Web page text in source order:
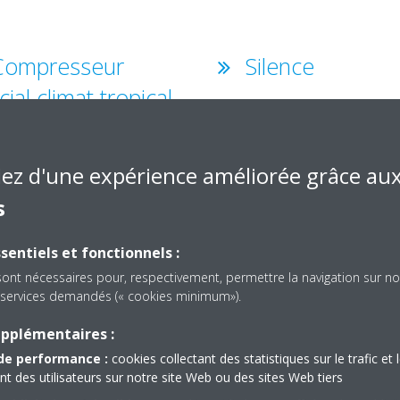
climat tropical
peut résister à des conditions
extrêmes et est
fonctionnel dans de telles
Silence
de votre quartier est garanti
Nuit
Réglage
d'une expérience améliorée grâce
et fonctionnels :
nécessaires pour, respectivement, permettre la navigation sur
demandés (« cookies minimum»).
:
performance : cookies collectant des statistiques sur le trafic et
des utilisateurs sur notre site Web ou des sites Web tiers